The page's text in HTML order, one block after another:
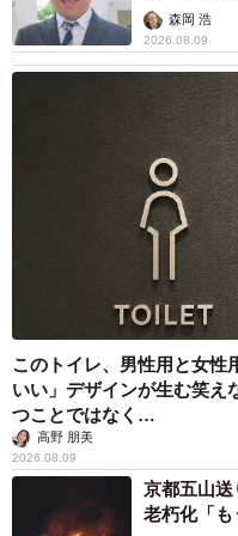
森岡 浩
2026.08.09
このトイレ、男性用と女性
いい」デザインが生む笑
つことではなく…
高野 朋美
2026.08.09
京都五山
老朽化「